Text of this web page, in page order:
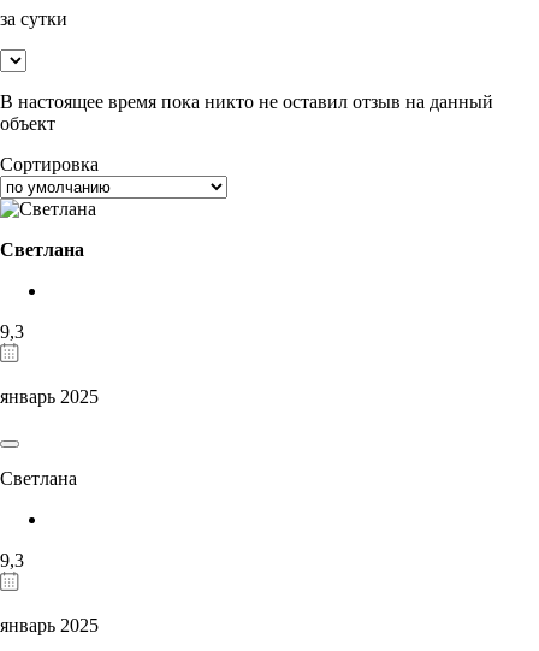
за сутки
В настоящее время пока никто не оставил отзыв на данный
объект
Сортировка
Светлана
9,3
январь 2025
Светлана
9,3
январь 2025